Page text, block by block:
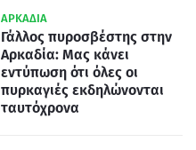
ΑΡΚΑΔΙΑ
Γάλλος πυροσβέστης στην
Αρκαδία: Μας κάνει
εντύπωση ότι όλες οι
πυρκαγιές εκδηλώνονται
ταυτόχρονα